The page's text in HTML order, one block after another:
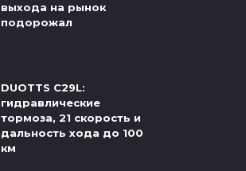
выхода на рынок
подорожал
DUOTTS C29L:
гидравлические
тормоза, 21 скорость и
дальность хода до 100
км